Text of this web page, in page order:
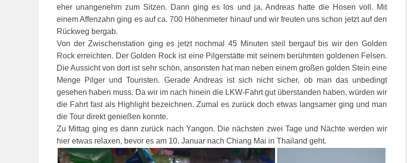
eher unangenehm zum Sitzen. Dann ging es los und ja, Andreas hatte die Hosen voll. Mit
einem Affenzahn ging es auf ca. 700 Höhenmeter hinauf und wir freuten uns schon jetzt auf den
Rückweg bergab.
Von der Zwischenstation ging es jetzt nochmal 45 Minuten steil bergauf bis wir den Golden
Rock erreichten. Der Golden Rock ist eine Pilgerstätte mit seinem berühmten goldenen Felsen.
Die Aussicht von dort ist sehr schön, ansonsten hat man neben einem großen golden Stein eine
Menge Pilger und Touristen. Gerade Andreas ist sich nicht sicher, ob man das unbedingt
gesehen haben muss. Da wir im nach hinein die LKW-Fahrt gut überstanden haben, würden wir
die Fahrt fast als Highlight bezeichnen. Zumal es zurück doch etwas langsamer ging und man
die Tour direkt genießen konnte.
Zu Mittag ging es dann zurück nach Yangon. Die nächsten zwei Tage und Nächte werden wir
hier etwas relaxen, bevor es am 10. Januar nach Chiang Mai in Thailand geht.